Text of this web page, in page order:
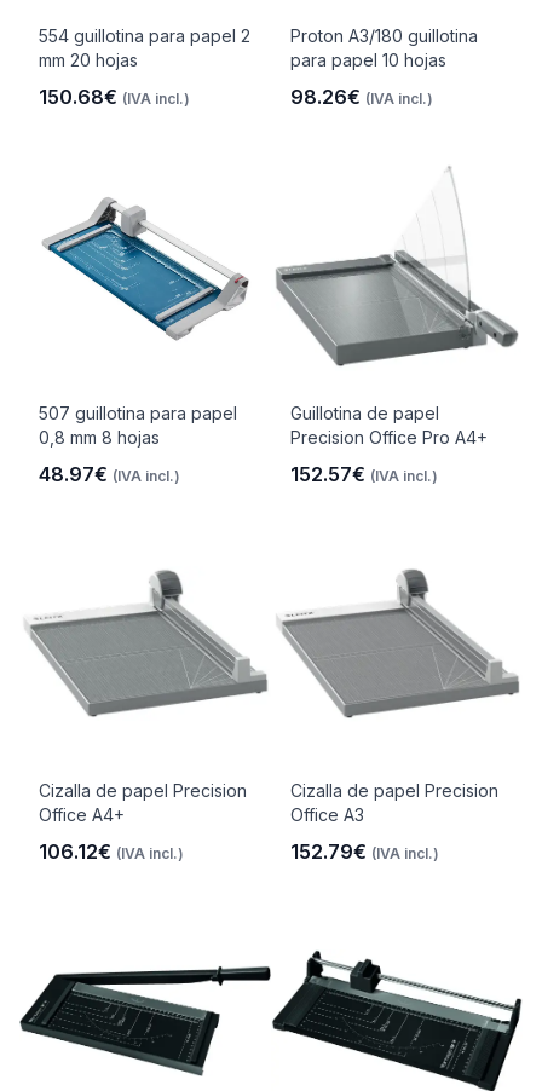
554 guillotina para papel 2
mm 20 hojas
150.68€ (IVA incl.)
Proton A3/180 guillotina
para papel 10 hojas
98.26€ (IVA incl.)
507 guillotina para papel
0,8 mm 8 hojas
48.97€ (IVA incl.)
Guillotina de papel
Precision Office Pro A4+
152.57€ (IVA incl.)
Cizalla de papel Precision
Office A4+
106.12€ (IVA incl.)
Cizalla de papel Precision
Office A3
152.79€ (IVA incl.)